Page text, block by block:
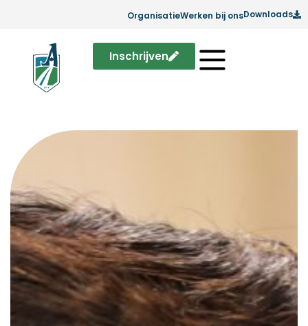
OrganisatieWerken bij onsDownloads
Inschrijven